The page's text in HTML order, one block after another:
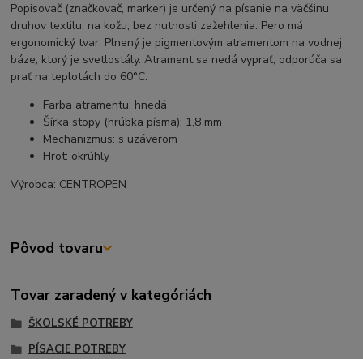
Popisovač (značkovač, marker) je určený na písanie na väčšinu
druhov textilu, na kožu, bez nutnosti zažehlenia. Pero má
ergonomický tvar. Plnený je pigmentovým atramentom na vodnej
báze, ktorý je svetlostály. Atrament sa nedá vyprať, odporúča sa
prať na teplotách do 60°C.
Farba atramentu: hnedá
Šírka stopy (hrúbka písma): 1,8 mm
Mechanizmus: s uzáverom
Hrot: okrúhly
Výrobca: CENTROPEN
Pôvod tovaru
Tovar zaradený v kategóriách
ŠKOLSKÉ POTREBY
PÍSACIE POTREBY